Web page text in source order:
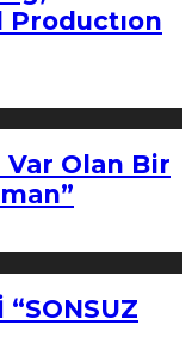
Olan Bir
“SONSUZ